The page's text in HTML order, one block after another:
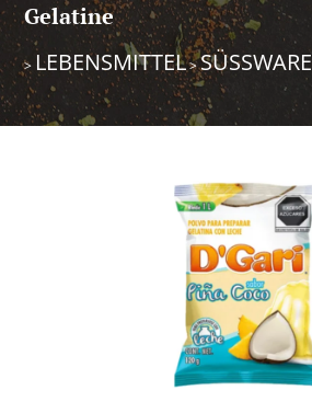
Gelatine
> LEBENSMITTEL>SÜSSWAREN